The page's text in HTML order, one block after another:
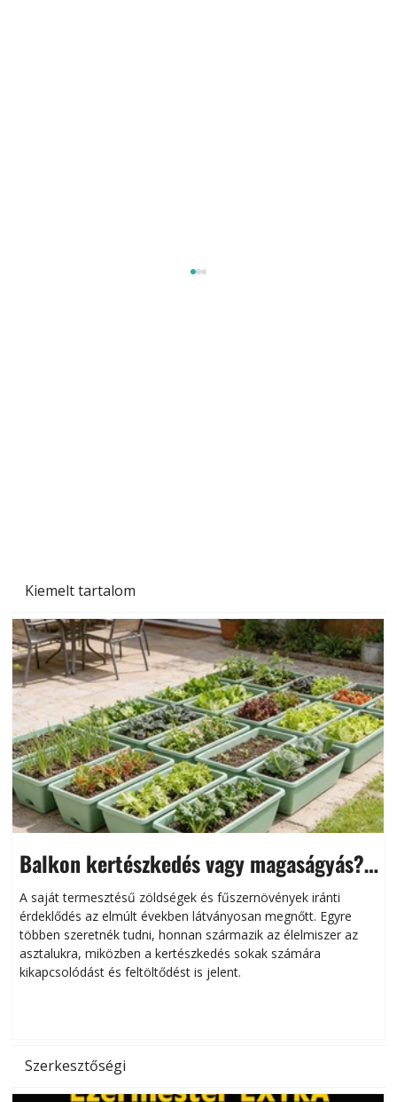
Kiemelt tartalom
Balkon kertészkedés vagy magaságyás?
Helytakarékos kertészkedés
A saját termesztésű zöldségek és fűszernövények iránti
érdeklődés az elmúlt években látványosan megnőtt. Egyre
többen szeretnék tudni, honnan származik az élelmiszer az
asztalukra, miközben a kertészkedés sokak számára
kikapcsolódást és feltöltődést is jelent.
Szerkesztőségi